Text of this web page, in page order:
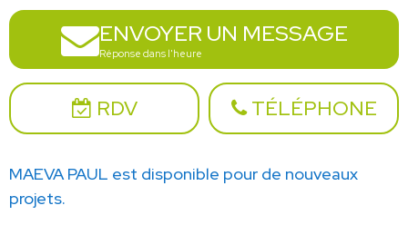
ENVOYER UN MESSAGE
Réponse dans l'heure
RDV TÉLÉPHONE
MAEVA PAUL est disponible pour de nouveaux
projets.